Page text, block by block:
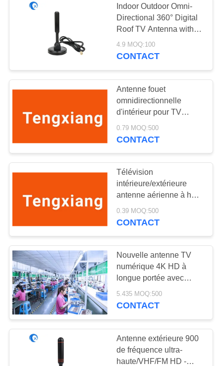
Indoor Outdoor Omni-
Directional 360° Digital
Roof TV Antenna with
Magnetic Base 10 FT
Coax Cable
4.9 MOQ:100
CONTACT
Antenne fouet
omnidirectionnelle
d'intérieur pour TV
numérique avec
connecteur RP-SMA
0.79 MOQ:500
CONTACT
Télévision
intérieure/extérieure
antenne aérienne à haut
gain Digital Statelite
pour les signaux
0.39 MOQ:500
CONTACT
Nouvelle antenne TV
numérique 4K HD à
longue portée avec
amplificateur de signal
pour Smart TV et toutes
intérieures et extérieures
5.435 MOQ:500
CONTACT
Antenne extérieure 900
de fréquence ultra-
haute/VHF/FM HD -